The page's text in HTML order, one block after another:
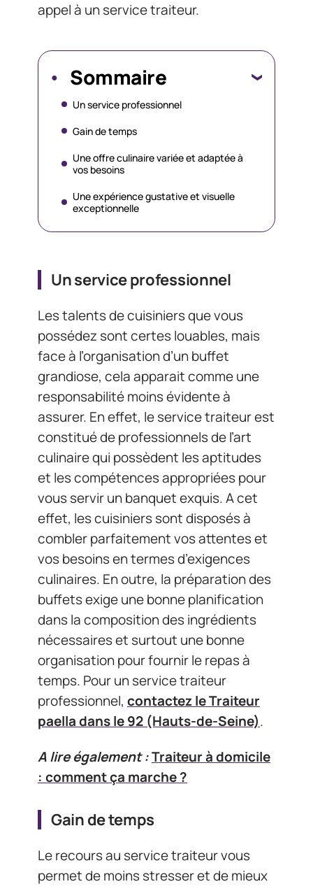
appel à un service traiteur.
Sommaire
Un service professionnel
Gain de temps
Une offre culinaire variée et adaptée à
vos besoins
Une expérience gustative et visuelle
exceptionnelle
Un service professionnel
Les talents de cuisiniers que vous
possédez sont certes louables, mais
face à l’organisation d’un buffet
grandiose, cela apparait comme une
responsabilité moins évidente à
assurer. En effet, le service traiteur est
constitué de professionnels de l’art
culinaire qui possèdent les aptitudes
et les compétences appropriées pour
vous servir un banquet exquis. A cet
effet, les cuisiniers sont disposés à
combler parfaitement vos attentes et
vos besoins en termes d’exigences
culinaires. En outre, la préparation des
buffets exige une bonne planification
dans la composition des ingrédients
nécessaires et surtout une bonne
organisation pour fournir le repas à
temps. Pour un service traiteur
professionnel, contactez le Traiteur
paella dans le 92 (Hauts-de-Seine).
A lire également :Traiteur à domicile
: comment ça marche ?
Gain de temps
Le recours au service traiteur vous
permet de moins stresser et de mieux